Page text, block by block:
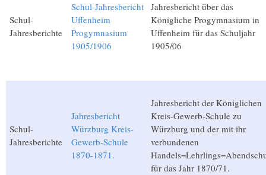
Schul-
Jahresberichte
Schul-Jahresbericht
Uffenheim
Progymnasium
1905/1906
Jahresbericht über das
Königliche Progymnasium in
Uffenheim für das Schuljahr
1905/06
Schul-
Jahresberichte
Jahresbericht
Würzburg Kreis-
Gewerb-Schule
1870-1871.
Jahresbericht der Königlichen
Kreis-Gewerb-Schule zu
Würzburg und der mit ihr
verbundenen
für das Jahr 1870/71.